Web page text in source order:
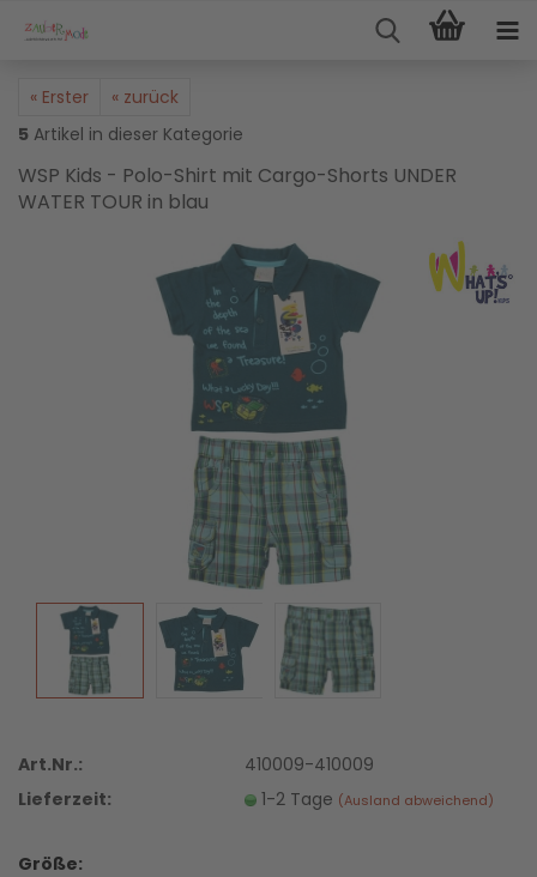
« Erster
« zurück
5 Artikel in dieser Kategorie
WSP Kids - Polo-Shirt mit Cargo-Shorts UNDER
WATER TOUR in blau
Art.Nr.:
410009-410009
Lieferzeit:
1-2 Tage (Ausland abweichend)
Größe: